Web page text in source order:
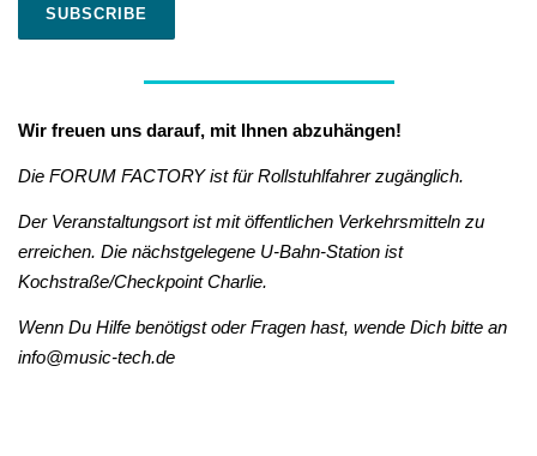
Wir freuen uns darauf, mit Ihnen abzuhängen!
Die FORUM FACTORY ist für Rollstuhlfahrer zugänglich.
Der Veranstaltungsort ist mit öffentlichen Verkehrsmitteln zu
erreichen. Die nächstgelegene U-Bahn-Station ist
Kochstraße/Checkpoint Charlie.
Wenn Du Hilfe benötigst oder Fragen hast, wende Dich bitte an
info@music-tech.de